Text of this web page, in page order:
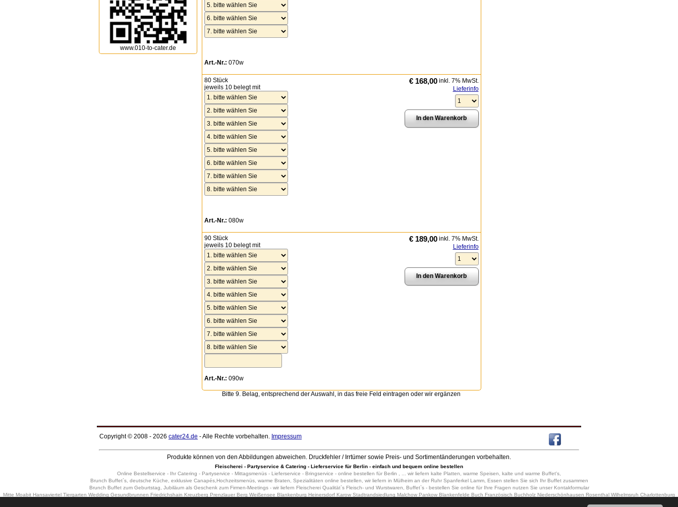
www.010-to-cater.de
Art.-Nr.: 070w
80 Stück
jeweils 10 belegt mit
Art.-Nr.: 080w
€ 168,00inkl. 7% MwSt.
Lieferinfo
90 Stück
jeweils 10 belegt mit
Art.-Nr.: 090w
€ 189,00inkl. 7% MwSt.
Lieferinfo
Bitte 9. Belag, entsprechend der Auswahl, in das freie Feld eintragen oder wir ergänzen
Copyright © 2008 - 2026 cater24.de - Alle Rechte vorbehalten. Impressum
Produkte können von den Abbildungen abweichen. Druckfehler / Irrtümer sowie Preis- und Sortimentänderungen vorbehalten.
Fleischerei - Partyservice & Catering - Lieferservice für Berlin - einfach und bequem online bestellen
Online Bestellservice - Ihr Catering - Partyservice - Mittagsmenüs - Lieferservice - Bringservice - online bestellen für Berlin , ... wir liefern kalte Platten, warme Speisen, kalte und warme Buffet's,
Brunch Buffet`s, deutsche Küche, exklusive Canapés,Hochzeitsmenüs, warme Braten, Spezialitäten online bestellen, wir liefern in Mülheim an der Ruhr Spanferkel Lamm, Essen stellen Sie sich Ihr Buffet zusammen
Brunch Buffet zum Geburtstag, Jubiläum als Geschenk zum Firmen-Meetings - wir liefern Fleischerei Qualität`s Fleisch- und Wurstwaren, Buffet`s - bestellen Sie online für Ihre Fragen nutzen Sie unser Kontakformular
Mitte Moabit Hansaviertel Tiergarten Wedding Gesundbrunnen Friedrichshain Kreuzberg Prenzlauer Berg Weißensee Blankenburg Heinersdorf Karow Stadtrandsiedlung Malchow Pankow Blankenfelde Buch Französisch Buchholz Niederschönhausen Rosenthal Wilhelmsruh Charlottenburg